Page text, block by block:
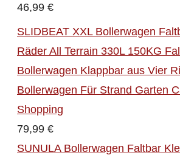
46,99 €
SLIDBEAT XXL Bollerwagen
Räder All Terrain 330L 150KG
Bollerwagen Klappbar aus Vier
Bollerwagen Für Strand Garten
Shopping
79,99 €
SUNULA Bollerwagen Faltbar